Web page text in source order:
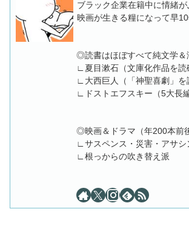
ブラック企業在籍中に情緒
映画が生きる糧になって早10
◎読書はほぼすべて純文学＆
∟夏目漱石（文庫化作品を読
∟大西巨人（「神聖喜劇」を
∟ドストエフスキー（5大長
◎映画＆ドラマ（年200本前
∟サスペンス・災害・アサシ
∟根っからの吹き替え派